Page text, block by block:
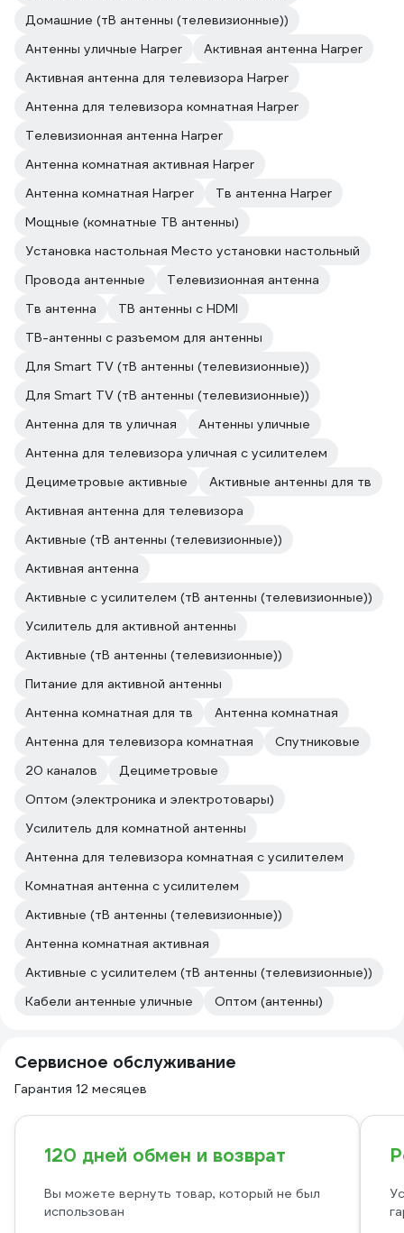
Домашние (тВ антенны (телевизионные))
Антенны уличные Harper
Активная антенна Harper
Активная антенна для телевизора Harper
Антенна для телевизора комнатная Harper
Телевизионная антенна Harper
Антенна комнатная активная Harper
Антенна комнатная Harper
Тв антенна Harper
Мощные (комнатные ТВ антенны)
Установка настольная Место установки настольный
Провода антенные
Телевизионная антенна
Тв антенна
ТВ антенны с HDMI
ТВ-антенны с разъемом для антенны
Для Smart TV (тВ антенны (телевизионные))
Для Smart TV (тВ антенны (телевизионные))
Антенна для тв уличная
Антенны уличные
Антенна для телевизора уличная с усилителем
Дециметровые активные
Активные антенны для тв
Активная антенна для телевизора
Активные (тВ антенны (телевизионные))
Активная антенна
Активные с усилителем (тВ антенны (телевизионные))
Усилитель для активной антенны
Активные (тВ антенны (телевизионные))
Питание для активной антенны
Антенна комнатная для тв
Антенна комнатная
Антенна для телевизора комнатная
Спутниковые
20 каналов
Дециметровые
Оптом (электроника и электротовары)
Усилитель для комнатной антенны
Антенна для телевизора комнатная с усилителем
Комнатная антенна с усилителем
Активные (тВ антенны (телевизионные))
Антенна комнатная активная
Активные с усилителем (тВ антенны (телевизионные))
Кабели антенные уличные
Оптом (антенны)
Сервисное обслуживание
Гарантия 12 месяцев
120 дней обмен и возврат
Вы можете вернуть товар, который не был
использован